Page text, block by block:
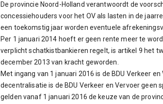
De provincie Noord-Holland verantwoordt de
concessiehouders voor het OV als lasten in de
een toekomstig jaar worden eventuele
Per 1 januari 2014 hoeft er geen rente meer te
verplicht schatkistbankieren regelt, is artikel 9 het
december 2013 van kracht geworden.
Met ingang van 1 januari 2016 is de BDU Verkeer
decentralisatie is de BDU Verkeer en Vervoer
gelden vanaf 1 januari 2016 de keuze van de